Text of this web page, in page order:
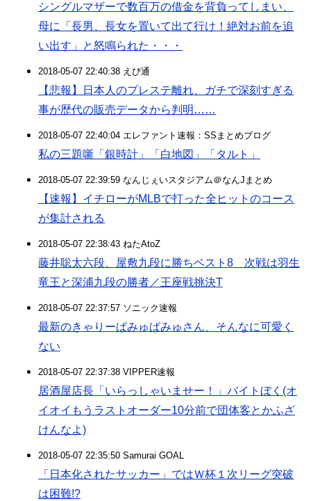
シングルマザーで数百万の借金を背負ってしまい、
母に「長男、長女を置いて出て行け！絶対お前を追
い出す」と怒鳴られた・・・
2018-05-07 22:40:38 えび通
【悲報】日本人のプレステ離れ、ガチで深刻すぎる
事が歴代の販売データから判明……
2018-05-07 22:40:04 エレファント速報：SSまとめブログ
私の三題噺「銀時計」「白地図」「タルト」
2018-05-07 22:39:59 なんじぇいスタジアム＠なんJまとめ
【速報】イチローがMLBで打った全ヒットのコース
が集計される
2018-05-07 22:38:43 ねたAtoZ
藤井聡太六段、屋敷九段に勝ちベスト8 次戦は羽生
竜王と深浦九段の勝者／王座戦挑決T
2018-05-07 22:37:57 ソニック速報
最新のきゃりーぱみゅぱみゅさん、そんなに可愛く
ない
2018-05-07 22:37:38 VIPPER速報
居酒屋店長「いらっしゃいませー！」バイトぼく(オ
イオイもうラストオーダー10分前で団体客とかふざ
けんなよ)
2018-05-07 22:35:50 Samurai GOAL
「日本化されたサッカー」ではＷ杯１次リーグ突破
は困難!?